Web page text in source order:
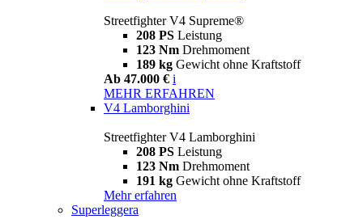
Streetfighter V4 Supreme®
208 PS Leistung
123 Nm Drehmoment
189 kg Gewicht ohne Kraftstoff
Ab 47.000 € i
MEHR ERFAHREN
V4 Lamborghini
Streetfighter V4 Lamborghini
208 PS Leistung
123 Nm Drehmoment
191 kg Gewicht ohne Kraftstoff
Mehr erfahren
Superleggera